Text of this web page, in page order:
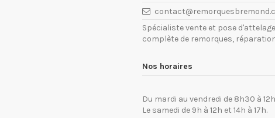
Spécialiste vente et pose
complète de remorques,
Nos horaires
Du mardi au vendredi de 8h30 à
Le samedi de 9h à 12h et 14h à 17h.